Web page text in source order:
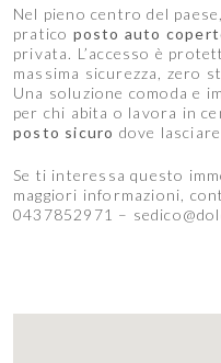
Nel pieno centro del
pratico posto auto
privata. L’accesso è
massima sicurezza, zero
Una soluzione comoda e
per chi abita o lavora in
posto sicuro dove
Se ti interessa questo
maggiori informazioni,
0437852971 –